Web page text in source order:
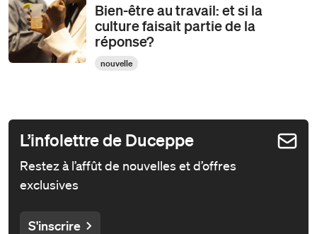
Bien-être au travail: et si la
culture faisait partie de la
réponse?
nouvelle
L’infolettre de Duceppe
Restez à l’affût de nouvelles et d’offres
exclusives
S'inscrire